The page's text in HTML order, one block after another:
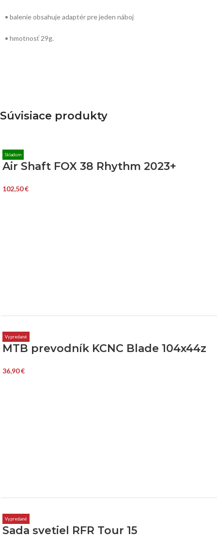
• balenie obsahuje adaptér pre jeden náboj
• hmotnosť 29g.
Súvisiace produkty
Skladom
Air Shaft FOX 38 Rhythm 2023+
102,50€
Vypredané
MTB prevodník KCNC Blade 104x44z
36,90€
Vypredané
Sada svetiel RFR Tour 15